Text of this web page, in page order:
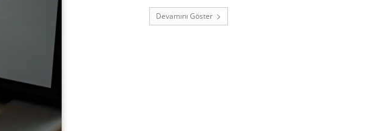
Devamını Göster